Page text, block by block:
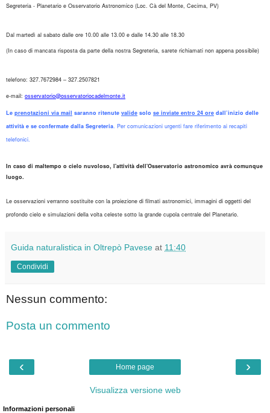
Segreteria - Planetario e Osservatorio Astronomico (Loc. Cà del Monte, Cecima, PV)
Dal martedì al sabato dalle ore 10.00 alle 13.00 e dalle 14.30 alle 18.30
(In caso di mancata risposta da parte della nostra Segreteria, sarete richiamati non appena possibile)
telefono: 327.7672984 – 327.2507821
e-mail: osservatorio@osservatoriocadelmonte.it
Le prenotazioni via mail saranno ritenute valide solo se inviate entro 24 ore dall’inizio delle
attività e se confermate dalla Segreteria. Per comunicazioni urgenti fare riferimento ai recapiti
telefonici.
In caso di maltempo o cielo nuvoloso, l'attività dell'Osservatorio astronomico avrà comunque
luogo.
Le osservazioni verranno sostituite con la proiezione di filmati astronomici, immagini di oggetti del
profondo cielo e simulazioni della volta celeste sotto la grande cupola centrale del Planetario.
Guida naturalistica in Oltrepò Pavese at 11:40
Condividi
Nessun commento:
Posta un commento
‹ ›
Home page
Visualizza versione web
Informazioni personali